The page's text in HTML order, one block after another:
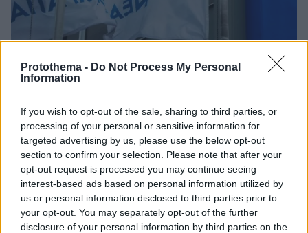
Protothema - Do Not Process My Personal
Information
If you wish to opt-out of the sale, sharing to third parties, or
processing of your personal or sensitive information for
targeted advertising by us, please use the below opt-out
section to confirm your selection. Please note that after your
opt-out request is processed you may continue seeing
interest-based ads based on personal information utilized by
us or personal information disclosed to third parties prior to
your opt-out. You may separately opt-out of the further
disclosure of your personal information by third parties on the
Παρατηρητήριο ΝΔ: Αυτά είναι τα fake news του
«Ας διαλέξουν τουλάχιστον ποιο ψέμα θα λένε κάθε
φορά για το εργασιακό νομοσχέδιο» αναφέρει το
Παρατηρητήριο για τα fake news της ΝΔ – Κατηγορεί
την Κουμουνδούρου για «τόσο χοντροκομμένη η
προσπάθεια διαστρέβλωσης που δεν τους πιστεύει
πλέον κανείς»
31.05.2021, 19:48